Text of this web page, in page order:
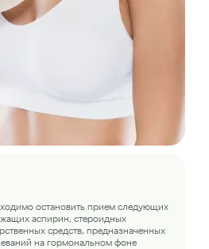
остановить прием следующих
аспирин, стероидных
средств, предназначенных
на гормональном фоне